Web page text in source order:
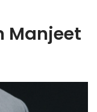
Manjeet